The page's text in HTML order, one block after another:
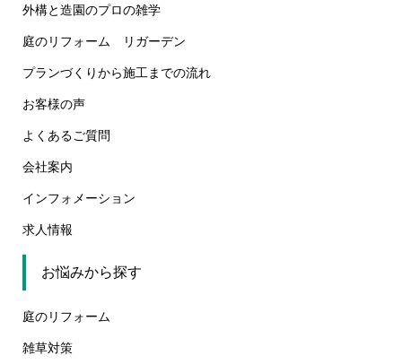
外構と造園のプロの雑学
庭のリフォーム リガーデン
プランづくりから施工までの流れ
お客様の声
よくあるご質問
会社案内
インフォメーション
求人情報
お悩みから探す
庭のリフォーム
雑草対策